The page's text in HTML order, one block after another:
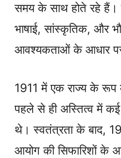
समय के साथ होते रहे हैं।
भाषाई, सांस्कृतिक, और
आवश्यकताओं के आधार
1911 में एक राज्य के रूप
पहले से ही अस्तित्व में
थे। स्वतंत्रता के बाद,
आयोग की सिफारिशों के